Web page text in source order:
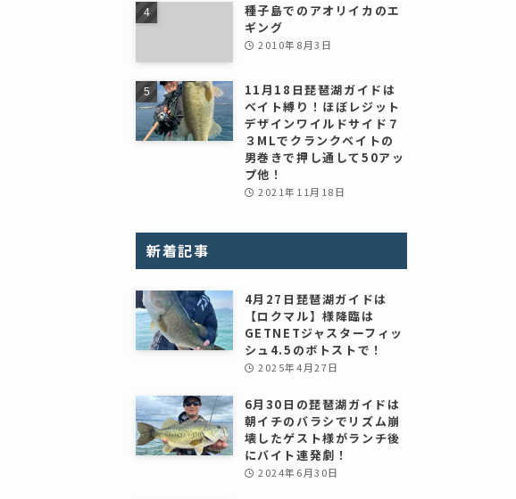
種子島でのアオリイカのエ
ギング
2010年8月3日
11月18日琵琶湖ガイドは
ベイト縛り！ほぼレジット
デザインワイルドサイド７
３MLでクランクベイトの
男巻きで押し通して50アッ
プ他！
2021年11月18日
新着記事
4月27日琵琶湖ガイドは
【ロクマル】様降臨は
GETNETジャスターフィッ
シュ4.5のボトストで！
2025年4月27日
6月30日の琵琶湖ガイドは
朝イチのバラシでリズム崩
壊したゲスト様がランチ後
にバイト連発劇！
2024年6月30日